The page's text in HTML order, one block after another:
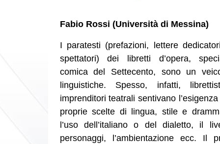
Fabio Rossi (Università di Messina)
I paratesti (prefazioni, lettere
spettatori) dei libretti d’opera,
comica del Settecento, sono un
linguistiche. Spesso, infatti,
imprenditori teatrali sentivano
proprie scelte di lingua, stile e
l’uso dell’italiano o del dialetto, il
personaggi, l’ambientazione ecc. Il